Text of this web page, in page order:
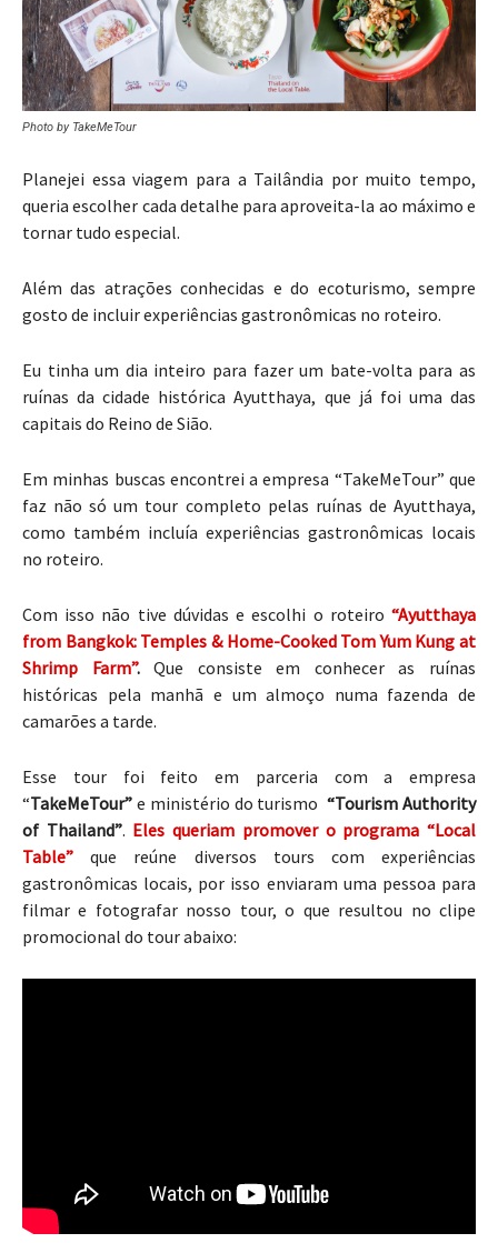
Photo by TakeMeTour
Planejei essa viagem para a Tailândia por muito tempo,
queria escolher cada detalhe para aproveita-la ao máximo e
tornar tudo especial.
Além das atrações conhecidas e do ecoturismo, sempre
gosto de incluir experiências gastronômicas no roteiro.
Eu tinha um dia inteiro para fazer um bate-volta para as
ruínas da cidade histórica Ayutthaya, que já foi uma das
capitais do Reino de Sião.
Em minhas buscas encontrei a empresa “TakeMeTour” que
faz não só um tour completo pelas ruínas de Ayutthaya,
como também incluía experiências gastronômicas locais
no roteiro.
Com isso não tive dúvidas e escolhi o roteiro “Ayutthaya
from Bangkok: Temples & Home-Cooked Tom Yum Kung at
Shrimp Farm”.Que consiste em conhecer as ruínas
históricas pela manhã e um almoço numa fazenda de
camarões a tarde.
Esse tour foi feito em parceria com a empresa
“TakeMeTour” e ministério do turismo“Tourism Authority
of Thailand”. Eles queriam promover o programa “Local
Table” que reúne diversos tours com experiências
gastronômicas locais, por isso enviaram uma pessoa para
filmar e fotografar nosso tour, o que resultou no clipe
promocional do tour abaixo: